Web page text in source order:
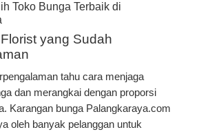
Toko Bunga Terbaik di
yang Sudah
tahu cara menjaga
dan merangkai dengan proporsi
Karangan bunga Palangkaraya.com
oleh banyak pelanggan untuk